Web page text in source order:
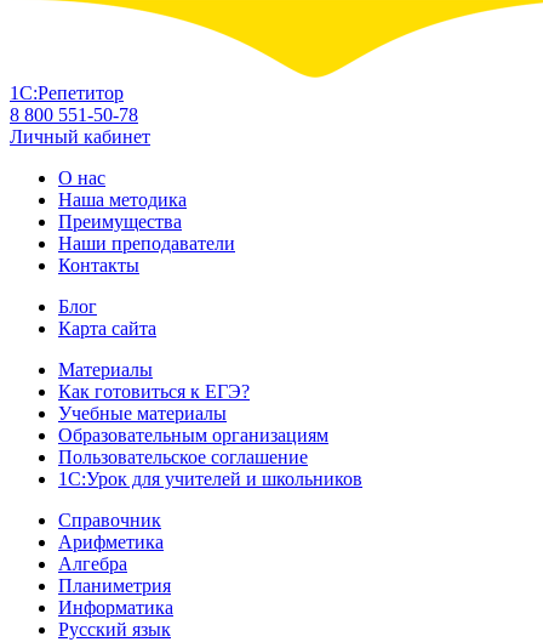
1С:Репетитор
8 800 551-50-78
Личный кабинет
О нас
Наша методика
Преимущества
Наши преподаватели
Контакты
Блог
Карта сайта
Материалы
Как готовиться к ЕГЭ?
Учебные материалы
Образовательным организациям
Пользовательское соглашение
1С:Урок для учителей и школьников
Справочник
Арифметика
Алгебра
Планиметрия
Информатика
Русский язык